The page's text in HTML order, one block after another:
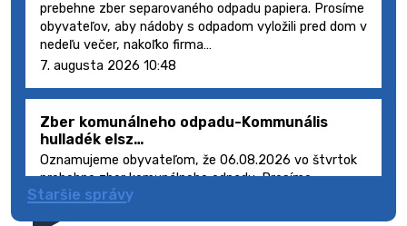
prebehne zber separovaného odpadu papiera. Prosíme
obyvateľov, aby nádoby s odpadom vyložili pred dom v
nedeľu večer, nakoľko firma…
7. augusta 2026 10:48
Zber komunálneho odpadu-Kommunális
hulladék elsz…
Oznamujeme obyvateľom, že 06.08.2026 vo štvrtok
prebehne zber komunálneho odpadu. Prosíme
obyvateľov, aby smetné nádoby s odpadom vyložili
Staršie správy